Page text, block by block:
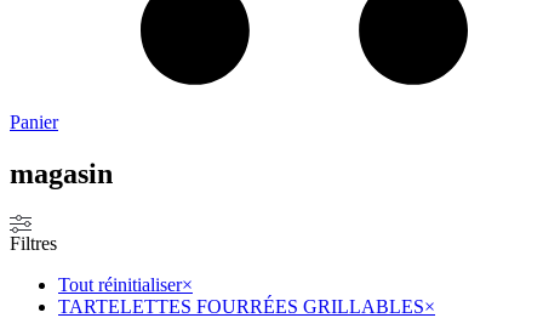
Panier
magasin
Filtres
Tout réinitialiser×
TARTELETTES FOURRÉES GRILLABLES×